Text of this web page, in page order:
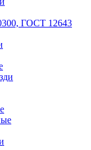
ГОСТ 12643